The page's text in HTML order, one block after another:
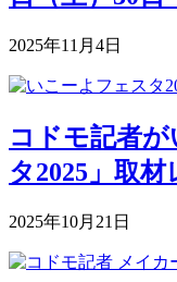
2025年11月4日
コドモ記者
タ2025」取材
2025年10月21日